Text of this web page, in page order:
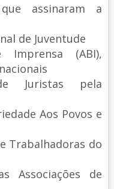
assinaram a
de Juventude
Imprensa (ABI),
Juristas pela
Aos Povos e
Trabalhadoras do
Associações de